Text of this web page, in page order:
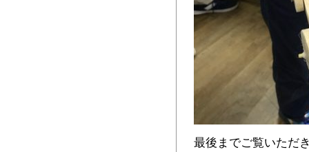
最後までご覧いただ